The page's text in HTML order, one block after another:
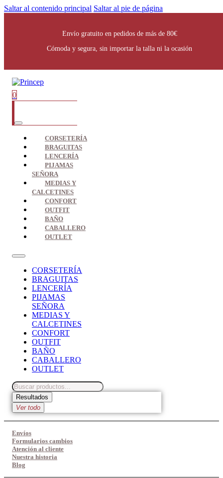
Saltar al contenido principal Saltar al pie de página
Envío gratuito en pedidos de más de 80€
Cómoda y segura, sin importar la talla ni la ocasión
0
CORSETERÍA
BRAGUITAS
LENCERÍA
PIJAMAS
SEÑORA
MEDIAS Y
CALCETINES
CONFORT
OUTFIT
BAÑO
CABALLERO
OUTLET
CORSETERÍA
BRAGUITAS
LENCERÍA
PIJAMAS
SEÑORA
MEDIAS Y
CALCETINES
CONFORT
OUTFIT
BAÑO
CABALLERO
OUTLET
Search
...Resultados
Ver todo
Envíos
Formularios cambios
Atención al cliente
Nuestra historia
Blog